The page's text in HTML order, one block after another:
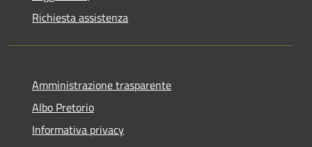
Richiesta assistenza
Amministrazione trasparente
Albo Pretorio
Informativa privacy